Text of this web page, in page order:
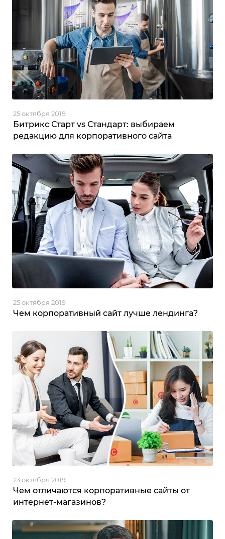
Битрикс Старт vs Стандарт: выбираем
редакцию для корпоративного сайта
25 октября 2019
Чем корпоративный сайт лучше лендинга?
25 октября 2019
Чем отличаются корпоративные сайты от
интернет-магазинов?
23 октября 2019